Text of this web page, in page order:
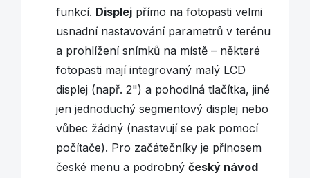
funkcí. Displej přímo na fotopasti velmi
usnadní nastavování parametrů v terénu
a prohlížení snímků na místě – některé
fotopasti mají integrovaný malý LCD
displej (např. 2") a pohodlná tlačítka, jiné
jen jednoduchý segmentový displej nebo
vůbec žádný (nastavují se pak pomocí
počítače). Pro začátečníky je přínosem
české menu a podrobný český návod